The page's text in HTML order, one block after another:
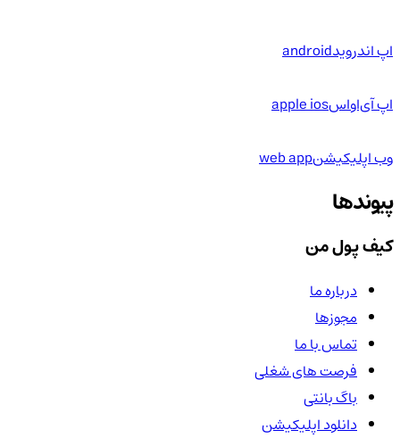
اپ اندرویدandroid
اپ آی‌او‌اسapple ios
وب اپلیکیشنweb app
پیوندها
کیف پول من
درباره ما
مجوزها
تماس با ما
فرصت های شغلی
باگ بانتی
دانلود اپلیکیشن